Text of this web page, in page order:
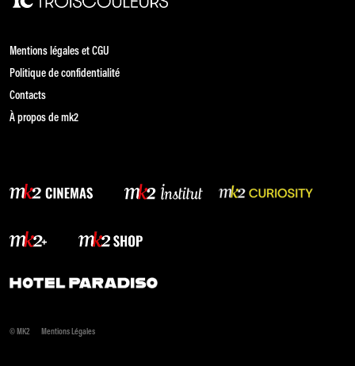
Mentions légales et CGU
Politique de confidentialité
Contacts
À propos de mk2
© MK2 Mentions Légales